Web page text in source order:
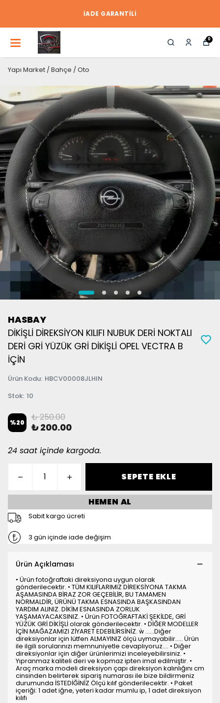
İADE GARANTİLİ
0
Yapı Market / Bahçe / Oto
HASBAY
DİKİŞLİ DİREKSİYON KILIFI NUBUK DERİ NOKTALI
DERİ GRİ YÜZÜK GRİ DİKİŞLİ OPEL VECTRA B
İÇİN
Ürün Kodu: HBCV00008JLHIN
Stok: 10
%20 ₺ 250.00
₺ 200.00
24 saat içinde kargoda.
SEPETE EKLE
HEMEN AL
Sabit kargo ücreti
3 gün içinde iade değişim
Ürün Açıklaması
• Ürün fotoğraftaki direksiyona uygun olarak
gönderilecektir. • TÜM KILIFLARIMIZ DİREKSİYONA TAKMA
AŞAMASINDA BİRAZ ZOR GEÇEBİLİR, BU TAMAMEN
NORMALDİR, ÜRÜNÜ TAKMA ESNASINDA BAŞKASINDAN
YARDIM ALINIZ. DİKİM ESNASINDA ZORLUK
YAŞAMAYACAKSINIZ. • Ürün FOTOĞRAFTAKİ ŞEKİLDE, GRİ
YÜZÜK GRİ DİKİŞLİ olarak gönderilecektir. • DİĞER MODELLER
İÇİN MAĞAZAMIZI ZİYARET EDEBİLİRSİNİZ.  ......Diğer
direksiyonlar için lütfen ALMAYINIZ ölçü uymayabilir..... Ürün
ile ilgili sorularınızı memnuniyetle cevaplıyoruz.... • Diğer
direksiyonlar için diğer ürünlerimizi inceleyebilirsiniz. •
Yıpranmaz kaliteli deri ve kopmaz ipten imal edilmiştir. •
Araç marka modeli direksiyon çapı direksiyon kalınlığını cm
cinsinden belirterek sipariş numarası ile bize bildirmeniz
durumunda İSTEDİĞİNİZ Ölçü kılıf gönderilecektir. • Paket
içeriği: 1 adet iğne, yeteri kadar mumlu ip, 1 adet direksiyon
kılıfı